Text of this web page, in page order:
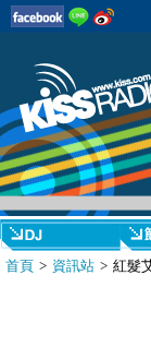
首頁 > 資訊站 > 紅髮